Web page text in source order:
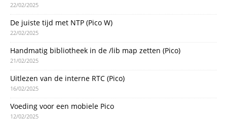
22/02/2025
De juiste tijd met NTP (Pico W)
22/02/2025
Handmatig bibliotheek in de /lib map zetten (Pico)
21/02/2025
Uitlezen van de interne RTC (Pico)
16/02/2025
Voeding voor een mobiele Pico
12/02/2025